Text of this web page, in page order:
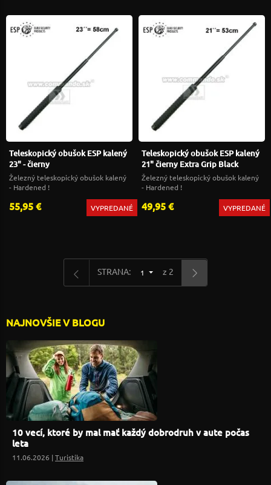
Teleskopický obušok ESP kalený
23" - čierny
Železný teleskopický obušok kalený
- Hardened !
55,95 € VYPREDANÉ
Teleskopický obušok ESP kalený
21" čierny Extra Grip Black
Železný teleskopický obušok kalený
- Hardened !
49,95 € VYPREDANÉ
STRANA: 1 z 2
NAJNOVŠIE V BLOGU
10 vecí, ktoré by mal mať každý dobrodruh v aute počas
leta
11.06.2026 |Turistika